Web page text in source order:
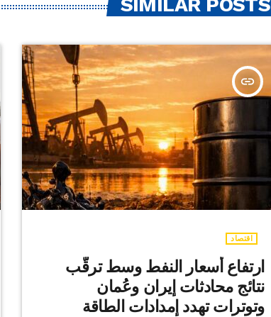
insert_link
اقتصاد
ارتفاع أسعار النفط وسط ترقّب
نتائج محادثات إيران وعُمان
وتوترات تهدد إمدادات الطاقة